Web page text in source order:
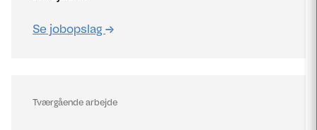
Se jobopslag
Tværgående arbejde